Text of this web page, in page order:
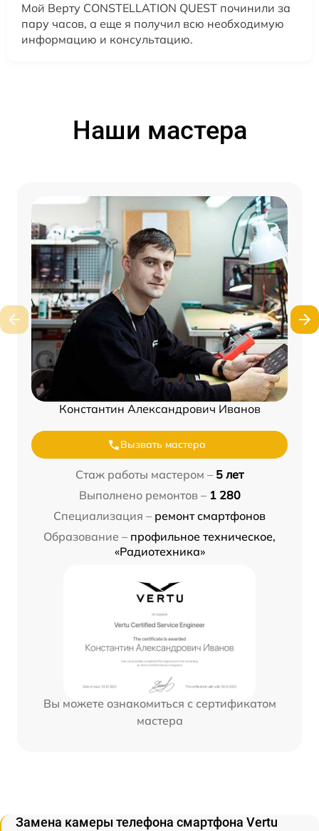
Мой Верту CONSTELLATION QUEST починили за
пару часов, а еще я получил всю необходимую
информацию и консультацию.
Наши мастера
Константин Александрович Иванов
Вызвать мастера
Стаж работы мастером – 5 лет
Выполнено ремонтов – 1 280
Специализация – ремонт смартфонов
Образование – профильное техническое,
«Радиотехника»
Вы можете ознакомиться с сертификатом
мастера
Замена камеры телефона смартфона Vertu